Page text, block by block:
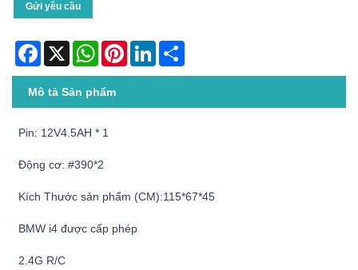
Gửi yêu cầu
Facebook
X WhatsAppPinterestLinkedIn
Mô tả Sản phẩm
Pin: 12V4.5AH * 1
Động cơ: #390*2
Kích Thước sản phẩm (CM):115*67*45
BMW i4 được cấp phép
2.4G R/C